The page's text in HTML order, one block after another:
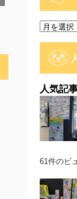
ア
人気記
61件のビ